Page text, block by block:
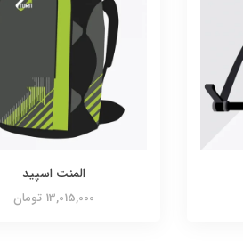
المنت اسپید
13,015,000 تومان